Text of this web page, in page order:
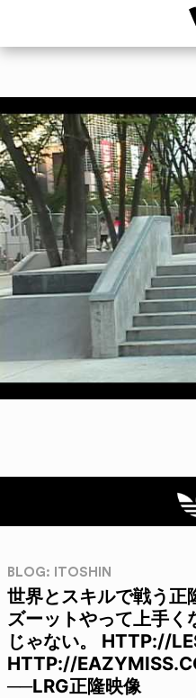
BLOG: ITOSHIN
世界とスキルで戦う正
ズーットやって上手
じゃない。 HTTP://
HTTP://
──LRG正隆映像